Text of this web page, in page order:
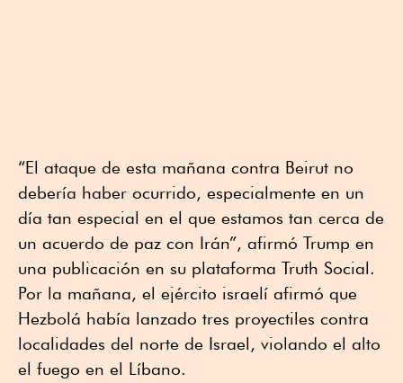
“El ataque de esta mañana contra Beirut no
debería haber ocurrido, especialmente en un
día tan especial en el que estamos tan cerca de
un acuerdo de paz con Irán”, afirmó Trump en
una publicación en su plataforma Truth Social.
Por la mañana, el ejército israelí afirmó que
Hezbolá había lanzado tres proyectiles contra
localidades del norte de Israel, violando el alto
el fuego en el Líbano.